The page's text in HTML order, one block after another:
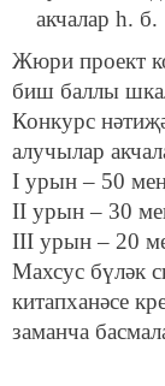
акчалар һ. б.
Жюри проект
биш баллы
Конкурс
алучылар
I урын – 50
II урын – 30
III урын – 20
Махсус бүләк
китапханәсе
заманча